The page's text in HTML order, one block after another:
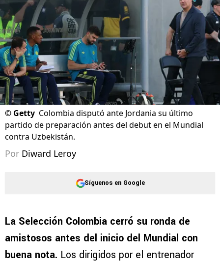
© Getty Colombia disputó ante Jordania su último
partido de preparación antes del debut en el Mundial
contra Uzbekistán.
Por Diward Leroy
Síguenos en Google
La Selección Colombia cerró su ronda de
amistosos antes del inicio del Mundial con
buena nota. Los dirigidos por el entrenador